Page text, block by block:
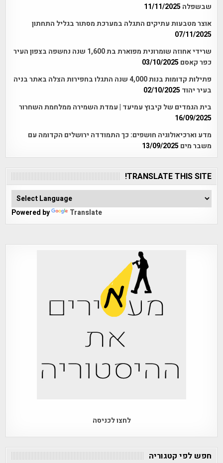
שבשפלה 11/11/2025
אוצר מטבעות עתיקים התגלה במערכת מסתור בגליל התחתון
07/11/2025
שרידי אחוזה שומרונית מפוארת בת 1,600 שנה נחשפה בצפון העיר
כפר קאסם 03/10/2025
פתילות קדומות בנות 4,000 שנה התגלו בחפירות הצלה באתר בניה
בעיר יהוד 02/10/2025
בית הגמדים של קיבוץ עמיעד | עמדת השמירה ממלחמת השחרור
16/09/2025
מדע וארכיאולוגיה חושפים: כך התמודדה ירושלים הקדומה עם
משבר מים 13/09/2025
TRANSLATE THIS SITE!
Powered by Translate
לחצו לכניסה
חפש לפי קטגוריה